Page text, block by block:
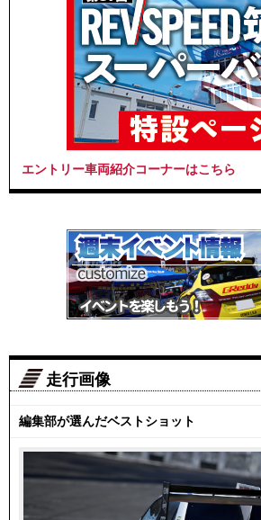
エントリー車両紹介コーナーはこちら
走行画像
編集部が選んだベストショット